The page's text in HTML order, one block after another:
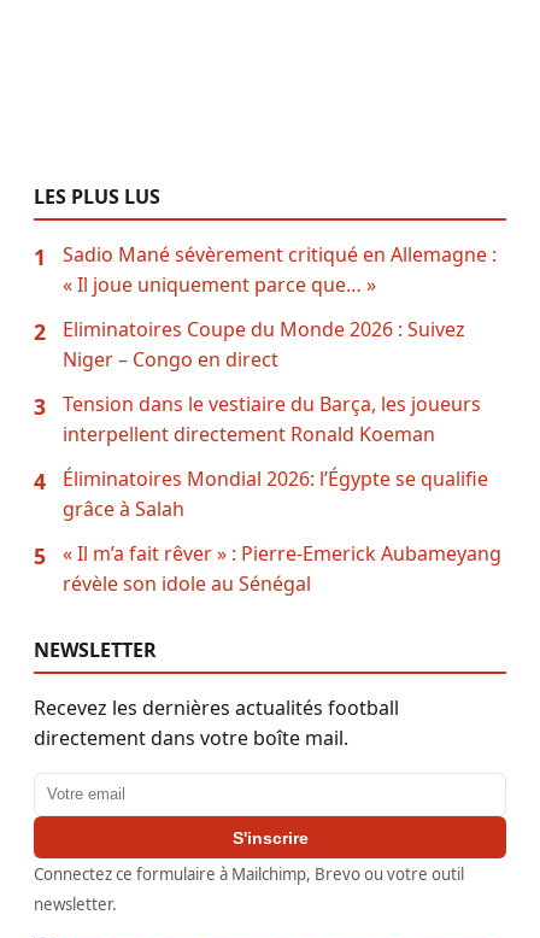
LES PLUS LUS
1
Sadio Mané sévèrement critiqué en Allemagne :
« Il joue uniquement parce que… »
2
Eliminatoires Coupe du Monde 2026 : Suivez
Niger – Congo en direct
3
Tension dans le vestiaire du Barça, les joueurs
interpellent directement Ronald Koeman
4
Éliminatoires Mondial 2026: l’Égypte se qualifie
grâce à Salah
5
« Il m’a fait rêver » : Pierre-Emerick Aubameyang
révèle son idole au Sénégal
NEWSLETTER
Recevez les dernières actualités football
directement dans votre boîte mail.
Adresse email
S'inscrire
Connectez ce formulaire à Mailchimp, Brevo ou votre outil
newsletter.